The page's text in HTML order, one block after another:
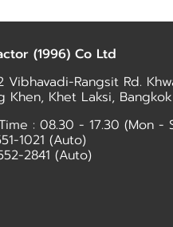
(1996) Co Ltd
Vibhavadi-Rangsit Rd.
Khen, Khet Laksi,
: 08.30 - 17.30 (Mon -
1021 (Auto)
2841 (Auto)